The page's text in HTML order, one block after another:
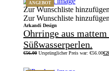
ANGEBOT
Zur Wunschliste hinzufügen
Zur Wunschliste hinzufügen
Arkandi Design
Ohrringe aus
Süßwasserperlen.
€56.00 Ursprünglicher Preis war: €56.00€